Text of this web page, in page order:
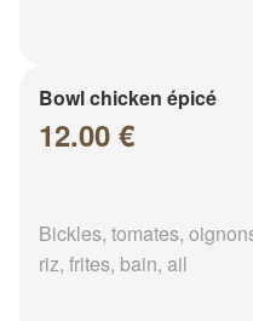
Bowl chicken épicé
12.00 €
Bickles, tomates,
riz, frites, bain, ail